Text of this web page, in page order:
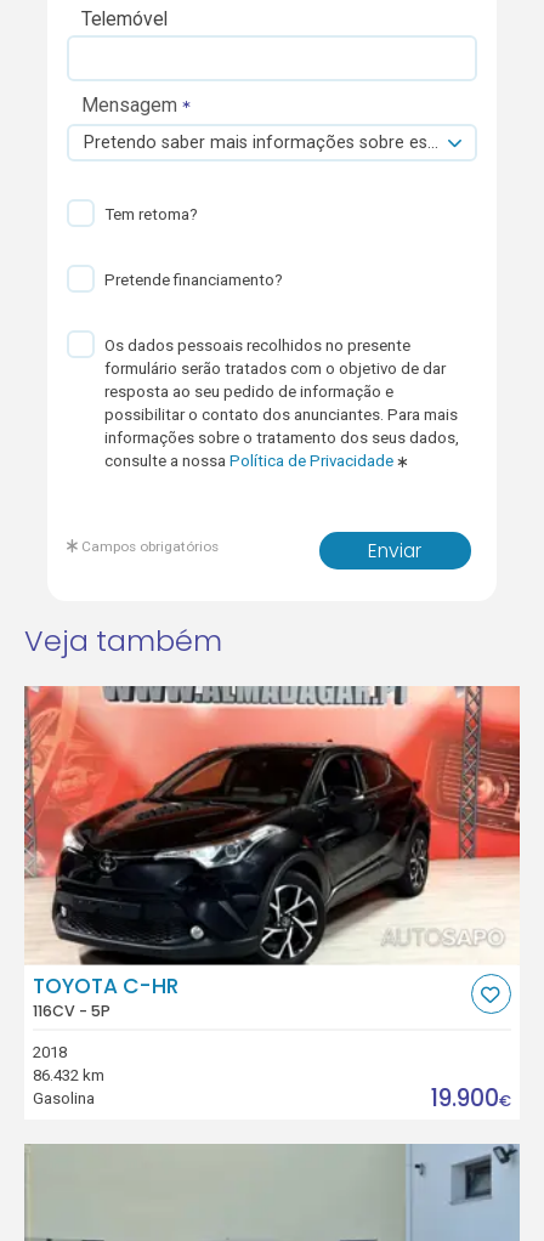
Telemóvel
Mensagem
Pretendo saber mais informações sobre esta viatura.
Tem retoma?
Pretende financiamento?
Os dados pessoais recolhidos no presente
formulário serão tratados com o objetivo de dar
resposta ao seu pedido de informação e
possibilitar o contato dos anunciantes. Para mais
informações sobre o tratamento dos seus dados,
consulte a nossaPolítica de Privacidade
Enviar
Campos obrigatórios
Veja também
TOYOTA C-HR
116CV - 5P
2018
86.432 km
Gasolina
19.900€